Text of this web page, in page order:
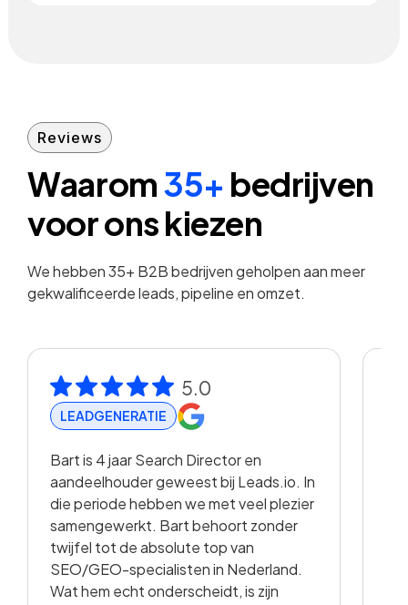
Reviews
Waarom35+ bedrijven
voor ons kiezen
We hebben 35+ B2B bedrijven geholpen aan meer
gekwalificeerde leads, pipeline en omzet.
5.0
LEADGENERATIE
Bart is 4 jaar Search Director en
aandeelhouder geweest bij Leads.io. In
die periode hebben we met veel plezier
samengewerkt. Bart behoort zonder
twijfel tot de absolute top van
SEO/GEO-specialisten in Nederland.
Wat hem echt onderscheidt, is zijn